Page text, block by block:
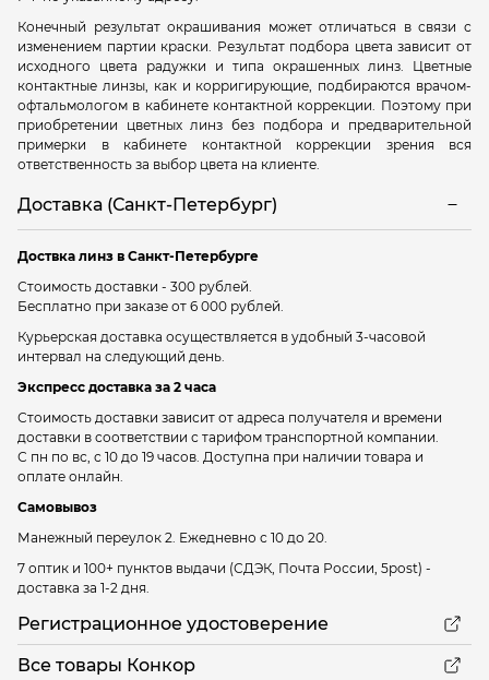
Конечный результат окрашивания может отличаться в связи с
изменением партии краски. Результат подбора цвета зависит от
исходного цвета радужки и типа окрашенных линз. Цветные
контактные линзы, как и корригирующие, подбираются врачом-
офтальмологом в кабинете контактной коррекции. Поэтому при
приобретении цветных линз без подбора и предварительной
примерки в кабинете контактной коррекции зрения вся
ответственность за выбор цвета на клиенте.
Доставка (Санкт-Петербург)
Доствка линз в Санкт-Петербурге
Стоимость доставки - 300 рублей.
Бесплатно при заказе от 6 000 рублей.
Курьерская доставка осуществляется в удобный 3-часовой
интервал на следующий день.
Экспресс доставка за 2 часа
Стоимость доставки зависит от адреса получателя и времени
доставки в соответствии с тарифом транспортной компании.
С пн по вс, с 10 до 19 часов. Доступна при наличии товара и
оплате онлайн.
Самовывоз
Манежный переулок 2. Ежедневно с 10 до 20.
7 оптик и 100+ пунктов выдачи (СДЭК, Почта России, 5post) -
доставка за 1-2 дня.
Регистрационное удостоверение
Все товары Конкор